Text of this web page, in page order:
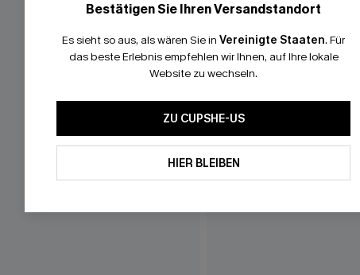
Bestätigen Sie Ihren Versandstandort
Es sieht so aus, als wären Sie in Vereinigte Staaten. Für
das beste Erlebnis empfehlen wir Ihnen, auf Ihre lokale
Website zu wechseln.
ZU CUPSHE-US
HIER BLEIBEN